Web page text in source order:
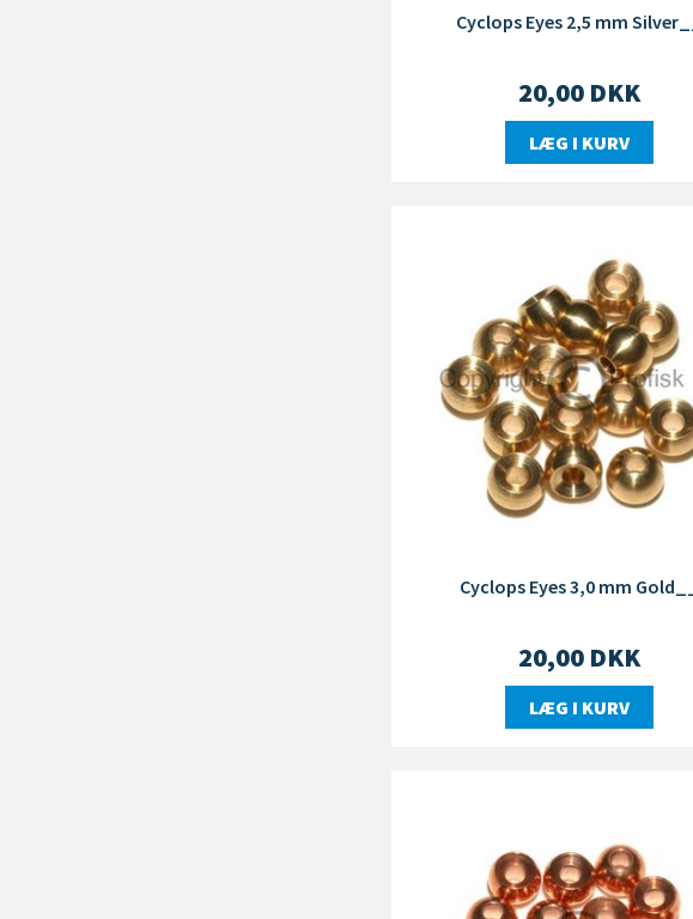
Cyclops Eyes 2,5 mm Silver__
20,00 DKK
LÆG I KURV
Cyclops Eyes 3,0 mm Gold__
20,00 DKK
LÆG I KURV